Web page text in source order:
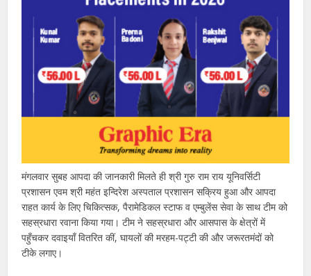
मंगलवार सुबह आपदा की जानकारी मिलते ही श्री गुरु राम राय यूनिवर्सिटी
प्रशासन एवम श्री महंत इन्दिरेश अस्पताल प्रशासन सक्रिय हुआ और आपदा
राहत कार्य के लिए चिकित्सक, पैरामेडिकल स्टाफ व एम्बुलेंस सेवा के साथ टीम को
सहस्रधारा रवाना किया गया। टीम ने सहस्रधारा और आसपास के क्षेत्रों में
पहुँचकर दवाइयाँ वितरित कीं, घायलों की मरहम-पट्टी की और जरूरतमंदों को
टीके लगाए।